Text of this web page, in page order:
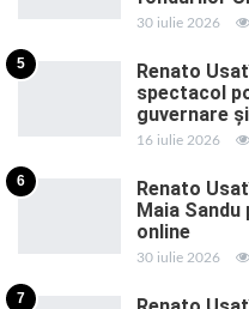
30 iulie 2026
5
Renato
spectacol
guvernare
16 iulie 2026
6
Renato
Maia
online
30 iulie 2026
7